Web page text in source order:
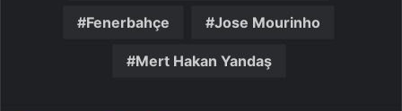
Fenerbahçe Jose Mourinho
Mert Hakan Yandaş